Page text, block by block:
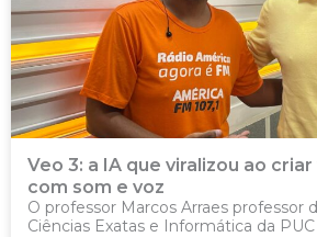
Veo 3: a IA que viralizou ao
com som e voz
O professor Marcos Arraes professor
Ciências Exatas e Informática da PUC